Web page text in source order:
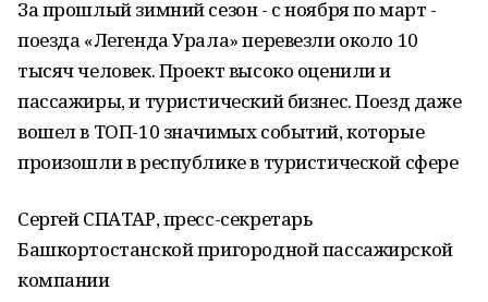
За прошлый зимний сезон - с ноября по март -
поезда «Легенда Урала» перевезли около 10
тысяч человек. Проект высоко оценили и
пассажиры, и туристический бизнес. Поезд даже
вошел в ТОП-10 значимых событий, которые
произошли в республике в туристической сфере
Сергей СПАТАР, пресс-секретарь
Башкортостанской пригородной пассажирской
компании